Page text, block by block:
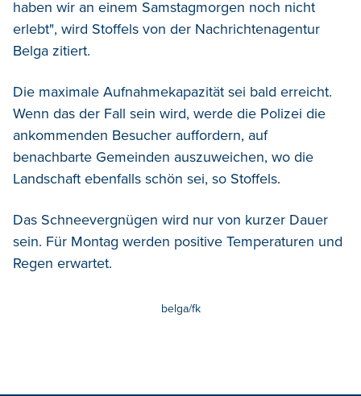
haben wir an einem Samstagmorgen noch nicht
erlebt", wird Stoffels von der Nachrichtenagentur
Belga zitiert.
Die maximale Aufnahmekapazität sei bald erreicht.
Wenn das der Fall sein wird, werde die Polizei die
ankommenden Besucher auffordern, auf
benachbarte Gemeinden auszuweichen, wo die
Landschaft ebenfalls schön sei, so Stoffels.
Das Schneevergnügen wird nur von kurzer Dauer
sein. Für Montag werden positive Temperaturen und
Regen erwartet.
belga/fk